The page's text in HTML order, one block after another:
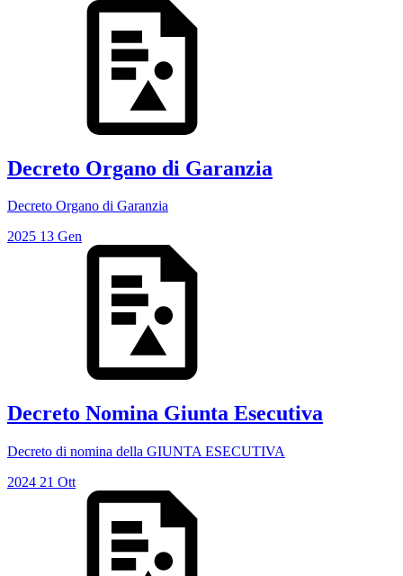
Decreto Organo di Garanzia
Decreto Organo di Garanzia
2025 13 Gen
Decreto Nomina Giunta Esecutiva
Decreto di nomina della GIUNTA ESECUTIVA
2024 21 Ott